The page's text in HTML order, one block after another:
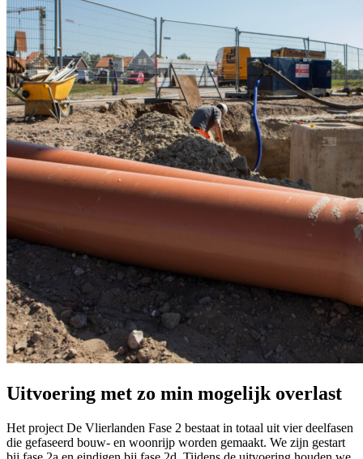
Uitvoering met zo min mogelijk overlast
Het project De Vlierlanden Fase 2 bestaat in totaal uit vier deelfasen
die gefaseerd bouw- en woonrijp worden gemaakt. We zijn gestart